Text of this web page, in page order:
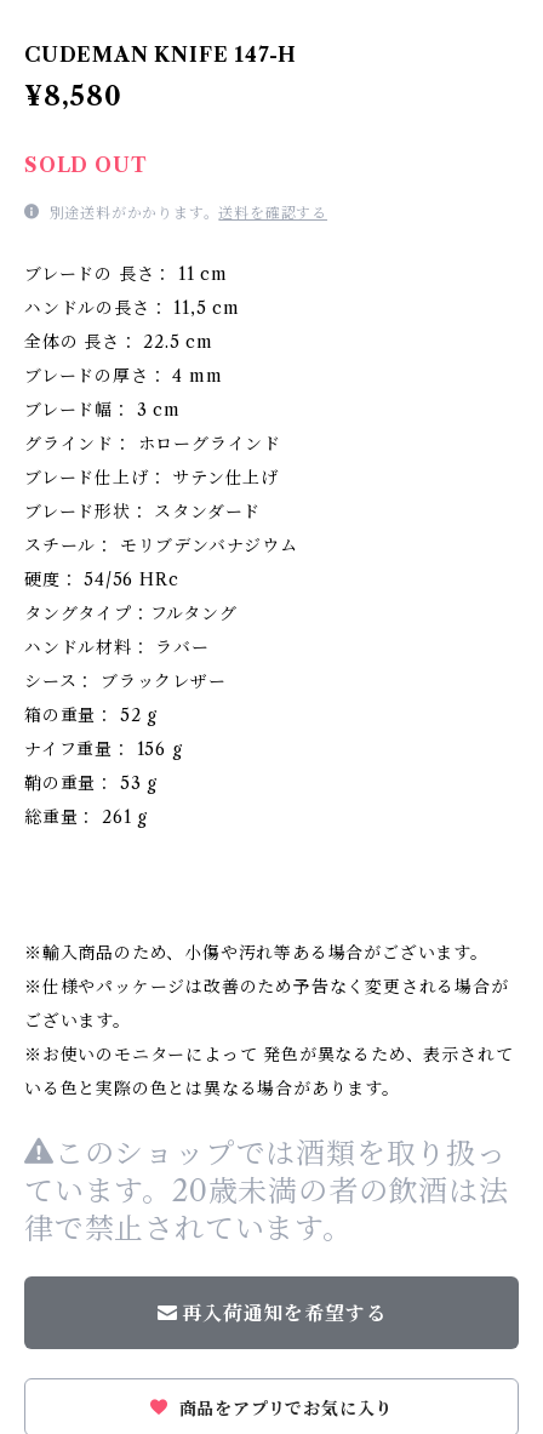
CUDEMAN KNIFE 147-H
¥8,580
SOLD OUT
別途送料がかかります。送料を確認する
ブレードの 長さ： 11 cm
ハンドルの長さ： 11,5 cm
全体の 長さ： 22.5 cm
ブレードの厚さ： 4 mm
ブレード幅： 3 cm
グラインド： ホローグラインド
ブレード仕上げ： サテン仕上げ
ブレード形状： スタンダード
スチール： モリブデンバナジウム
硬度： 54/56 HRc
タングタイプ：フルタング
ハンドル材料： ラバー
シース： ブラックレザー
箱の重量： 52 g
ナイフ重量： 156 g
鞘の重量： 53 g
総重量： 261 g
※輸入商品のため、小傷や汚れ等ある場合がございます。
※仕様やパッケージは改善のため予告なく変更される場合が
ございます。
※お使いのモニターによって 発色が異なるため、表示されて
いる色と実際の色とは異なる場合があります。
このショップでは酒類を取り扱っ
ています。20歳未満の者の飲酒は法
律で禁止されています。
再入荷通知を希望する
商品をアプリでお気に入り